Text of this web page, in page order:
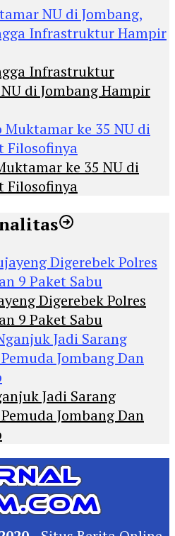
Infrastruktur
di Jombang Hampir
ke 35 NU di
Filosofinya
Digerebek Polres
9 Paket Sabu
Jadi Sarang
Jombang Dan